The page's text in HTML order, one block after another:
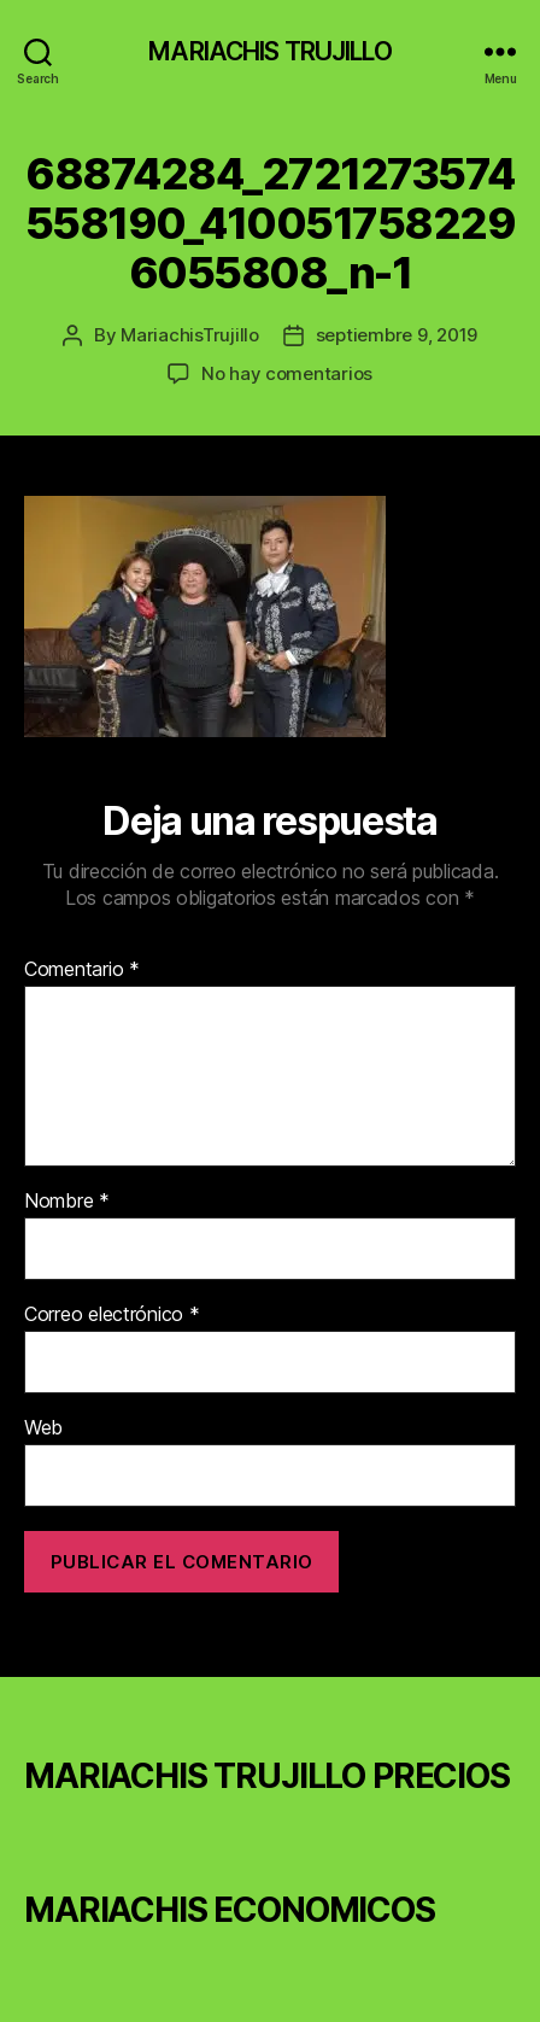
Search
MARIACHIS TRUJILLO
Menu
68874284_2721273574
558190_410051758229
6055808_n-1
Post
By MariachisTrujillo
Post
date
septiembre 9, 2019
No hay comentariosen
Deja una respuesta
Tu dirección de correo electrónico no será publicada.
Los campos obligatorios están marcados con *
Comentario *
Nombre *
Correo electrónico *
Web
MARIACHIS TRUJILLO PRECIOS
MARIACHIS ECONOMICOS